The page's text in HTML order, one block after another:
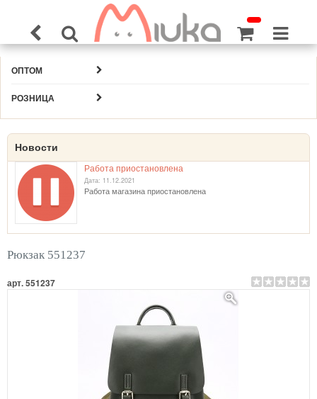
ОПТОМ
РОЗНИЦА
Новости
Работа приостановлена
Дата: 11.12.2021
Работа магазина приостановлена
Рюкзак 551237
арт. 551237